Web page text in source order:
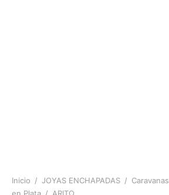
Inicio / JOYAS ENCHAPADAS / Caravanas